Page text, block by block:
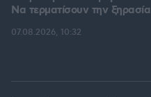
Να τερματίσουν την ξηρασία
07.08.2026, 10:32